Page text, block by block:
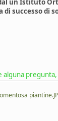
un Istituto
di successo di
alguna